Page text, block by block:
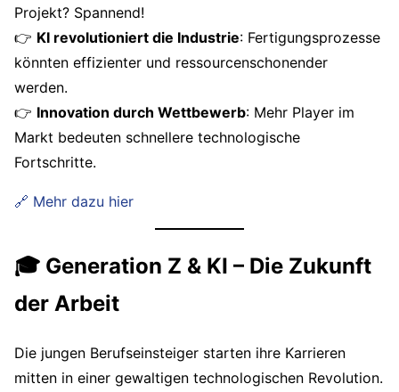
Projekt? Spannend!
👉 KI revolutioniert die Industrie: Fertigungsprozesse
könnten effizienter und ressourcenschonender
werden.
👉 Innovation durch Wettbewerb: Mehr Player im
Markt bedeuten schnellere technologische
Fortschritte.
🔗 Mehr dazu hier
🎓 Generation Z & KI – Die Zukunft
der Arbeit
Die jungen Berufseinsteiger starten ihre Karrieren
mitten in einer gewaltigen technologischen Revolution.